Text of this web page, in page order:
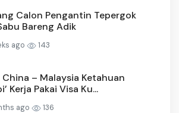
Calon Pengantin Tepergok
Bareng Adik
ago 143
China – Malaysia Ketahuan
Kerja Pakai Visa Ku...
ago 136